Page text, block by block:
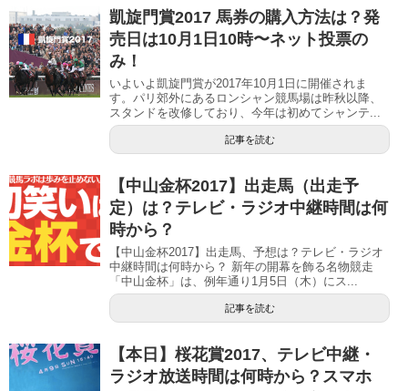
凱旋門賞2017 馬券の購入方法は？発
売日は10月1日10時〜ネット投票の
み！
いよいよ凱旋門賞が2017年10月1日に開催されま
す。パリ郊外にあるロンシャン競馬場は昨秋以降、
スタンドを改修しており、今年は初めてシャンテ...
記事を読む
【中山金杯2017】出走馬（出走予
定）は？テレビ・ラジオ中継時間は何
時から？
【中山金杯2017】出走馬、予想は？テレビ・ラジオ
中継時間は何時から？ 新年の開幕を飾る名物競走
「中山金杯」は、例年通り1月5日（木）にス...
記事を読む
【本日】桜花賞2017、テレビ中継・
ラジオ放送時間は何時から？スマホ